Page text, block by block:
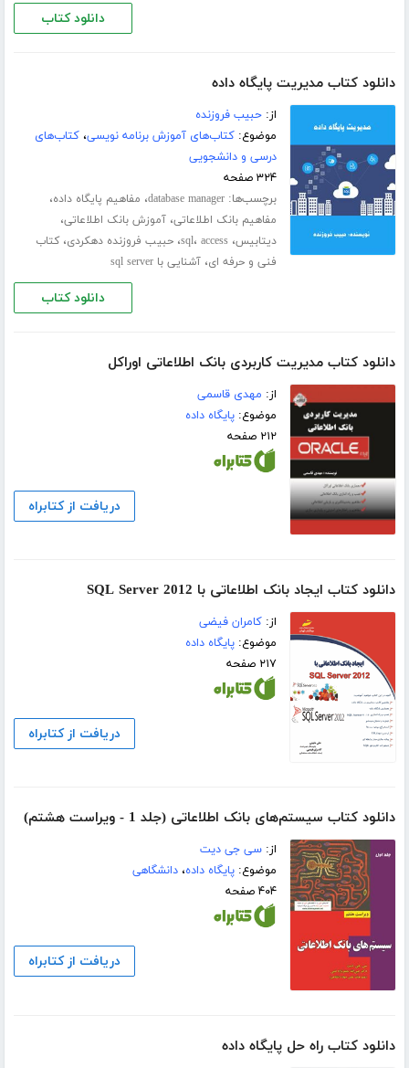
دانلود کتاب
دانلود کتاب مدیریت پایگاه داده
از:حبیب فروزنده
موضوع:کتاب‌های آموزش برنامه نویسی،کتاب‌های
درسی و دانشجویی
۳۲۴ صفحه
برچسب‌ها:database manager، مفاهیم پایگاه داده،
مفاهیم بانک اطلاعاتی،آموزش بانک اطلاعاتی،
دیتابیس، sql، access ،حبیب فروزنده دهکردی،کتاب
فنی و حرفه ای،آشنایی با sql server
دانلود کتاب
دانلود کتاب مدیریت کاربردی بانک اطلاعاتی اوراکل
از: مهدی قاسمی
موضوع:پایگاه داده
۲۱۲ صفحه
دریافت از کتابراه
دانلود کتاب ایجاد بانک اطلاعاتی با SQL Server 2012
از:کامران فیضی
موضوع:پایگاه داده
۲۱۷ صفحه
دریافت از کتابراه
دانلود کتاب سیستم‌های بانک اطلاعاتی (جلد 1 - ویراست هشتم)
از:سی جی دیت
موضوع:پایگاه داده،دانشگاهی
۴۰۴ صفحه
دریافت از کتابراه
دانلود کتاب راه حل پایگاه داده